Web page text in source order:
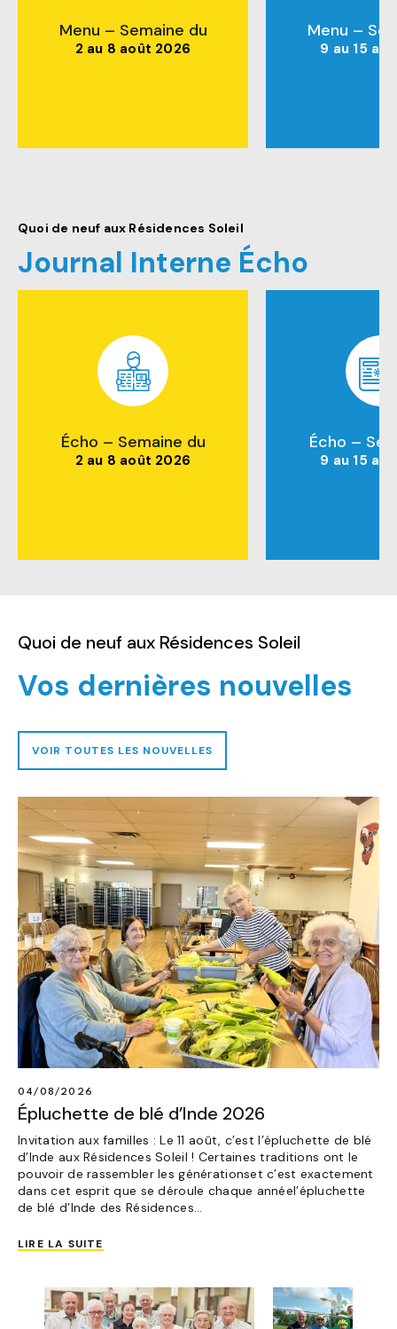
Menu – Semaine du
2 au 8 août 2026
Menu –
9 au 15
Quoi de neuf aux Résidences Soleil
Journal Interne Écho
Écho – Semaine du
2 au 8 août 2026
Écho –
9 au 15
Quoi de neuf aux Résidences Soleil
Vos dernières nouvelles
VOIR TOUTES LES NOUVELLES
04/08/2026
Épluchette de blé d’Inde 2026
Invitation aux familles : Le 11 août, c’est l’épluchette de blé
d’Inde aux Résidences Soleil ! Certaines traditions ont le
pouvoir de rassembler les générationset c’est exactement
dans cet esprit que se déroule chaque annéel’épluchette
de blé d’Inde des Résidences…
LIRE LA SUITE